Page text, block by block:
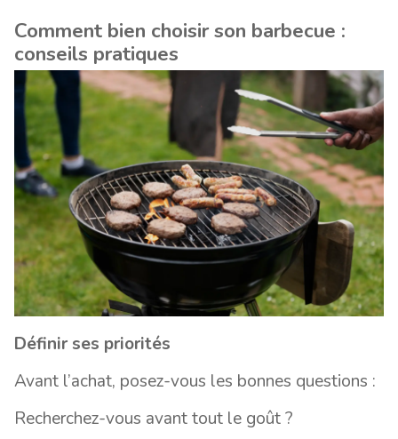
Comment bien choisir son barbecue :
conseils pratiques
Définir ses priorités
Avant l’achat, posez-vous les bonnes questions :
Recherchez-vous avant tout le goût ?